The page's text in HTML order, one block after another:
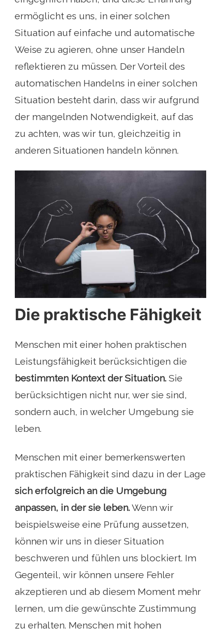
ermöglicht es uns, in einer solchen
Situation auf einfache und automatische
Weise zu agieren, ohne unser Handeln
reflektieren zu müssen. Der Vorteil des
automatischen Handelns in einer solchen
Situation besteht darin, dass wir aufgrund
der mangelnden Notwendigkeit, auf das
zu achten, was wir tun, gleichzeitig in
anderen Situationen handeln können.
Die praktische Fähigkeit
Menschen mit einer hohen praktischen
Leistungsfähigkeit berücksichtigen die
bestimmten Kontext der Situation. Sie
berücksichtigen nicht nur, wer sie sind,
sondern auch, in welcher Umgebung sie
leben.
Menschen mit einer bemerkenswerten
praktischen Fähigkeit sind dazu in der Lage
sich erfolgreich an die Umgebung
anpassen, in der sie leben.Wenn wir
beispielsweise eine Prüfung aussetzen,
können wir uns in dieser Situation
beschweren und fühlen uns blockiert. Im
Gegenteil, wir können unsere Fehler
akzeptieren und ab diesem Moment mehr
lernen, um die gewünschte Zustimmung
zu erhalten. Menschen mit hohen